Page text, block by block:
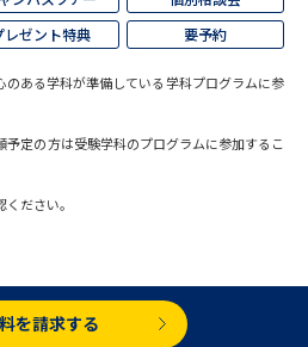
夢ナビライブ
資料検索
受験スケジュールを立てよう
レゼント特典 要予約
ある学科が準備している学科プログラムに参
定の方は受験学科のプログラムに参加するこ
ださい。
を請求する